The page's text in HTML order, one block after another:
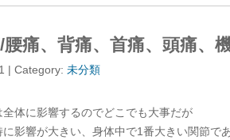
腰痛、背痛、首痛、頭痛、
| Category: 未分類
全体に影響するのでどこでも大事だが
に影響が大きい、身体中で1番大きい関節で